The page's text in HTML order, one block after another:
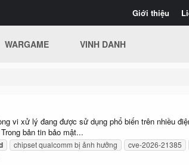
Giới thiệu
WARGAME VINH DANH
vi xử lý đang được sử dụng phổ biến trên nhiều
bản tin bảo mật...
chipset qualcomm bị ảnh hưởng cve-2026-21385